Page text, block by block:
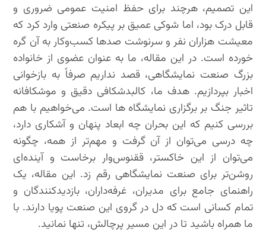
این تصمیم، هرچند برای حفظ امنیت عمومی ضروری و
قابل درک بود، اما شوکی عمیق بر پیکره صنعتی وارد کرد که
معیشت هزاران نفر و سرنوشت صدها کسب‌وکار به آن گره
خورده است. در این مقاله، ما به عنوان عضوی از خانواده
بزرگ صنعت نمایشگاهی، قصد نداریم صرفاً به بازخوانی
اخبار بپردازیم. هدف ما، کالبدشکافی دقیق و موشکافانه
تاثیر جنگ بر برگزاری نمایشگاه ها است. می‌خواهیم با هم
بررسی کنیم که این بحران چه ابعاد پنهان و آشکاری دارد،
چه درسی می‌توان از آن گرفت و مهم‌تر از همه، چگونه
می‌توان از این خاکستر، ققنوس‌وار برخاست و آینده‌ای
روشن‌تر برای صنعت نمایشگاهی رقم زد. این مقاله، یک
راهنمای جامع برای مدیران، غرفه‌داران، بازدیدکنندگان و
تمام کسانی است که دل در گروی این صنعت پویا دارند. با
ما همراه باشید تا در این مسیر پرچالش، تنها نمانید.